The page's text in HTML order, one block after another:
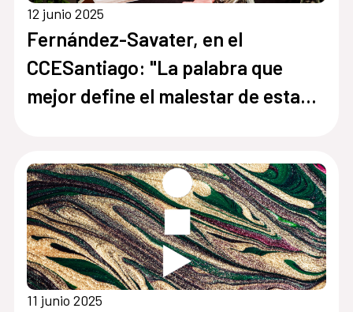
12 junio 2025
Fernández-Savater, en el
CCESantiago: "La palabra que
mejor define el malestar de esta
11 junio 2025